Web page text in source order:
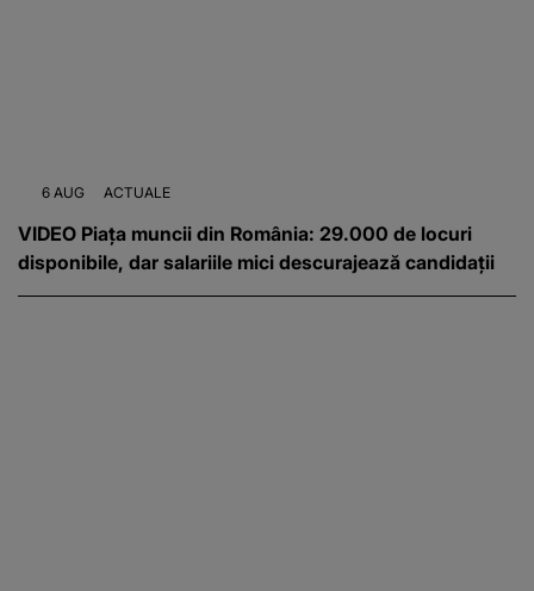
6 AUG ACTUALE
VIDEO Piața muncii din România: 29.000 de locuri
disponibile, dar salariile mici descurajează candidații